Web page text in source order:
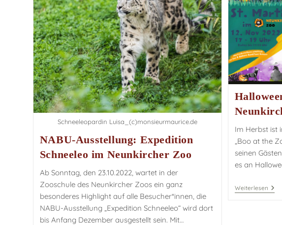
Schneeleopardin Luisa_(c)monsieurmaurice.de
NABU-Ausstellung: Expedition
Schneeleo im Neunkircher Zoo
Ab Sonntag, den 23.10.2022, wartet in der
Zooschule des Neunkircher Zoos ein ganz
besonderes Highlight auf alle Besucher*innen, die
NABU-Ausstellung „Expedition Schneeleo“ wird dort
bis Anfang Dezember ausgestellt sein. Mit…
Im Herbst ist
„Boo at the
seinen
es an
Weiterlesen